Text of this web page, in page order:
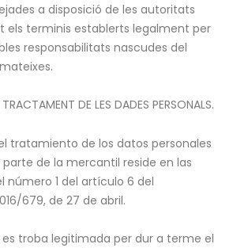
a disposició de les autoritats
terminis establerts legalment per
responsabilitats nascudes del
DE LES DADES PERSONALS.
tratamiento de los datos personales
de la mercantil reside en las
número 1 del artículo 6 del
679, de 27 de abril.
es troba legitimada per dur a terme el